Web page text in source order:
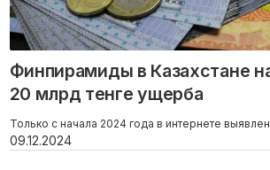
Финпирамиды в Казахстане
20 млрд тенге ущерба
Только с начала 2024 года в интернете
09.12.2024